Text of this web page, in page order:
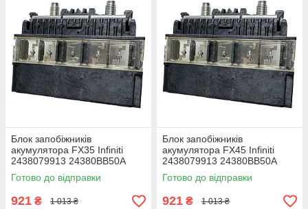
Блок запобіжників
акумулятора FX35 Infiniti
2438079913 24380BB50A
24380-79913
Готово до відправки
921 ₴ 1 013 ₴
Блок запобіжників
акумулятора FX45 Infiniti
2438079913 24380BB50A
24380-79913
Готово до відправки
921 ₴ 1 013 ₴